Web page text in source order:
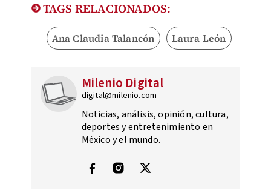
TAGS RELACIONADOS:
Ana Claudia Talancón Laura León
Milenio Digital
digital@milenio.com
Noticias, análisis, opinión, cultura,
deportes y entretenimiento en
México y el mundo.